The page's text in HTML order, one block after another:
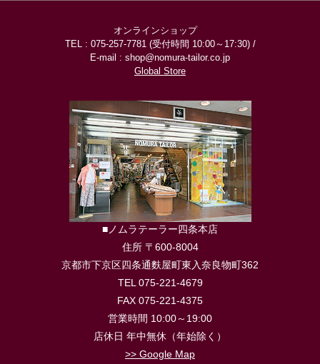
オンラインショップ
TEL : 075-257-7781 (受付時間 10:00～17:30) /
E-mail : shop@nomura-tailor.co.jp
Global Store
■ノムラテーラー四条本店
住所 〒600-8004
京都市下京区四条通麩屋町東入奈良物町362
TEL 075-221-4679
FAX 075-221-4375
営業時間 10:00～19:00
店休日 年中無休（年始除く）
>> Google Map